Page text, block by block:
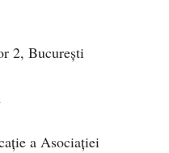
2, București
a Asociaţiei